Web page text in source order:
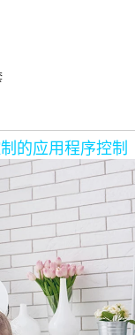
的应用程序控制